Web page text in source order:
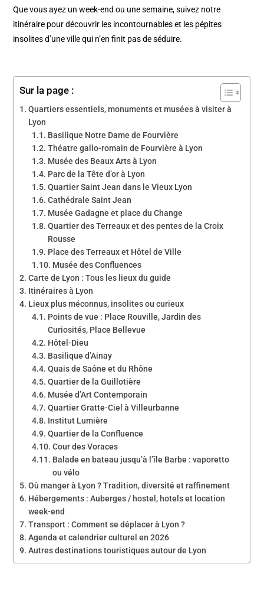
Que vous ayez un week-end ou une semaine, suivez notre
itinéraire pour découvrir les incontournables et les pépites
insolites d’une ville qui n’en finit pas de séduire.
Sur la page :
Quartiers essentiels, monuments et musées à visiter à
Lyon
Basilique Notre Dame de Fourvière
Théatre gallo-romain de Fourvière à Lyon
Musée des Beaux Arts à Lyon
Parc de la Tête d’or à Lyon
Quartier Saint Jean dans le Vieux Lyon
Cathédrale Saint Jean
Musée Gadagne et place du Change
Quartier des Terreaux et des pentes de la Croix
Rousse
Place des Terreaux et Hôtel de Ville
Musée des Confluences
Carte de Lyon : Tous les lieux du guide
Itinéraires à Lyon
Lieux plus méconnus, insolites ou curieux
Points de vue : Place Rouville, Jardin des
Curiosités, Place Bellevue
Hôtel-Dieu
Basilique d’Ainay
Quais de Saône et du Rhône
Quartier de la Guillotière
Musée d’Art Contemporain
Quartier Gratte-Ciel à Villeurbanne
Institut Lumière
Quartier de la Confluence
Cour des Voraces
Balade en bateau jusqu’à l’île Barbe : vaporetto
ou vélo
Où manger à Lyon ? Tradition, diversité et raffinement
Hébergements : Auberges / hostel, hotels et location
week-end
Transport : Comment se déplacer à Lyon ?
Agenda et calendrier culturel en 2026
Autres destinations touristiques autour de Lyon